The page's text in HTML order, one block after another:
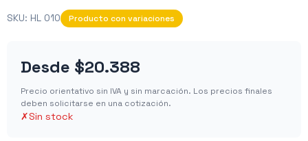
SKU: HL 010 Producto con variaciones
Desde $20.388
Precio orientativo sin IVA y sin marcación. Los precios finales
deben solicitarse en una cotización.
✗Sin stock